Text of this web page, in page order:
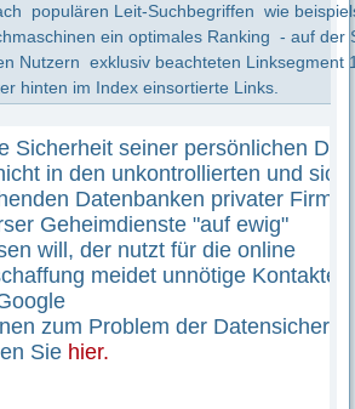
populären Leit-Suchbegriffen wie
ein optimales Ranking - auf
Nutzern exklusiv beachteten Linksegment
hinten im Index einsortierte Links.